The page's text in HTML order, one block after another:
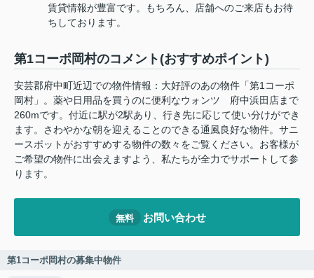
賃貸情報が豊富です。もちろん、店舗へのご来店もお待
ちしております。
第1コーポ岡村のコメント(おすすめポイント)
安芸郡府中町近辺での物件情報：大好評のあの物件「第1コーポ
岡村」。薬や日用品を買うのに便利なウォンツ 府中浜田店まで
260mです。付近に駅が2駅あり、行き先に応じて使い分けができ
ます。さわやかな朝を迎えることのできる通風良好な物件。サニ
ースポットがおすすめする物件の数々をご覧ください。お客様が
ご希望の物件に出会えますよう、私たちが全力でサポートして参
ります。
無料 お問い合わせ
第1コーポ岡村の募集中物件